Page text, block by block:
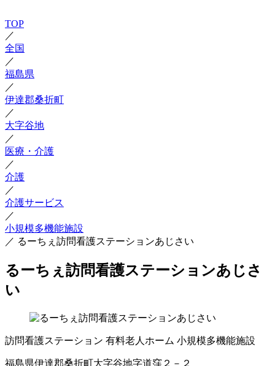
TOP
／
全国
／
福島県
／
伊達郡桑折町
／
大字谷地
／
医療・介護
／
介護
／
介護サービス
／
小規模多機能施設
／ るーちぇ訪問看護ステーションあじさい
るーちぇ訪問看護ステーションあじさ
い
訪問看護ステーション 有料老人ホーム 小規模多機能施設
福島県伊達郡桑折町大字谷地字道窪２－２